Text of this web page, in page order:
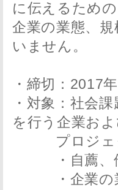
に伝えるため
企業の業態、
いません。
・締切：2017
・対象：社会
を行う企業お
プロジェ
・自薦、他
・企業の業